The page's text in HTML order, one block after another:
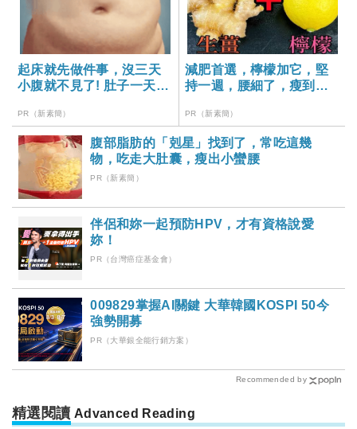
起床就先做件事，沒三天
小腹就不見了! 肚子一天天
PR（新素簡）
減肥首選，檸檬加它，堅
持一週，腰細了，瘦到你
PR（新素簡）
腹部脂肪的「剋星」找到了，常吃這幾
物，吃走大肚囊，瘦出小蠻腰
PR（新素簡）
伴侶和妳一起預防HPV，才有資格說愛
妳！
PR（台灣癌症基金會）
009829掌握AI關鍵 大華韓國KOSPI 50今
強勢開募
PR（大華銀全能行銷方案）
Recommended by
精選閱讀 Advanced Reading